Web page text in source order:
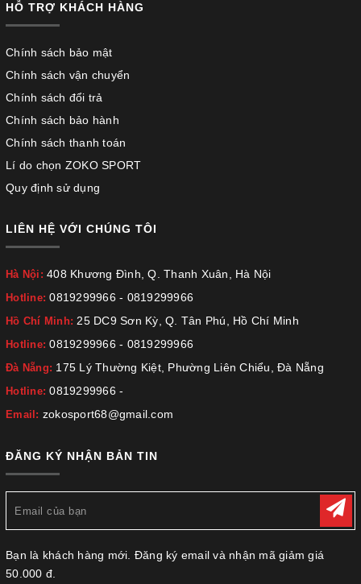
HỖ TRỢ KHÁCH HÀNG
Chính sách bảo mật
Chính sách vận chuyển
Chính sách đổi trả
Chính sách bảo hành
Chính sách thanh toán
Lí do chọn ZOKO SPORT
Quy định sử dụng
LIÊN HỆ VỚI CHÚNG TÔI
Hà Nội: 408 Khương Đình, Q. Thanh Xuân, Hà Nội
Hotline:0819299966 - 0819299966
Hồ Chí Minh:25 DC9 Sơn Kỳ, Q. Tân Phú, Hồ Chí Minh
Hotline:0819299966 - 0819299966
Đà Nẵng: 175 Lý Thường Kiệt, Phường Liên Chiểu, Đà Nẵng
Hotline:0819299966 -
Email: zokosport68@gmail.com
ĐĂNG KÝ NHẬN BẢN TIN
Bạn là khách hàng mới. Đăng ký email và nhận mã giảm giá
50.000 đ.